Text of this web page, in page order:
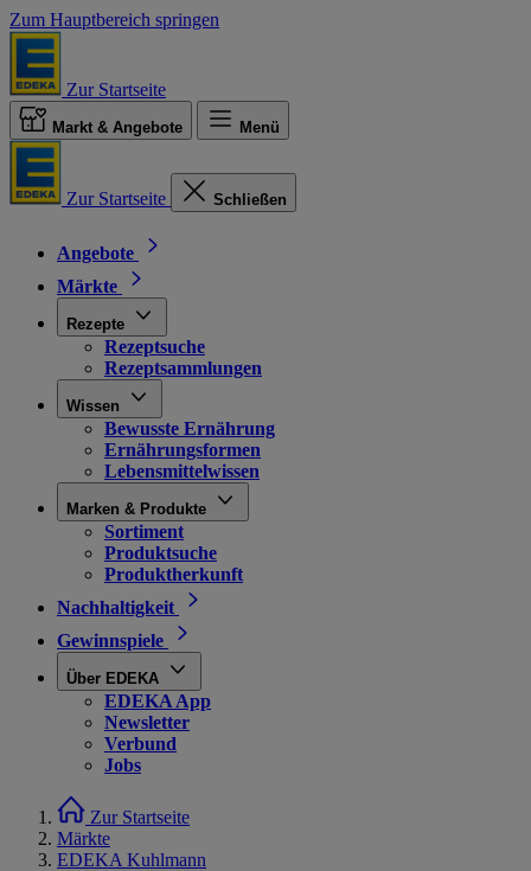
Zum Hauptbereich springen
Zur Startseite
Markt & Angebote Menü
Zur Startseite Schließen
Angebote
Märkte
Rezepte
Rezeptsuche
Rezeptsammlungen
Wissen
Bewusste Ernährung
Ernährungsformen
Lebensmittelwissen
Marken & Produkte
Sortiment
Produktsuche
Produktherkunft
Nachhaltigkeit
Gewinnspiele
Über EDEKA
EDEKA App
Newsletter
Verbund
Jobs
Zur Startseite
Märkte
EDEKA Kuhlmann